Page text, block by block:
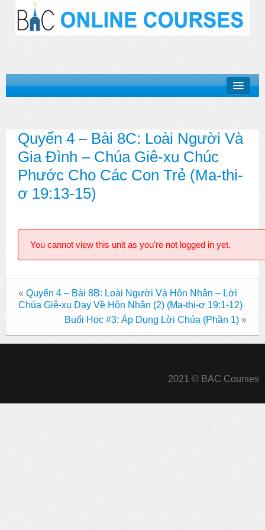
Basic Doctrines Course
Khóa Học “Giới Thiệu Kinh Thánh”
Khóa Học “Cuộc Đời Chúa Cứu Thế”
Quyển 4 – Bài 8C: Loài Người Và
Gia Đình – Chúa Giê-xu Chúc
Phước Cho Các Con Trẻ (Ma-thi-
ơ 19:13-15)
You cannot view this unit as you're not logged in yet.
« Quyển 4 – Bài 8B: Loài Người Và Hôn Nhân – Lời
Chúa Giê-xu Dạy Về Hôn Nhân (2) (Ma-thi-ơ 19:1-12)
Buổi Học #3: Áp Dụng Lời Chúa (Phần 1) »
2021 © BAC Courses